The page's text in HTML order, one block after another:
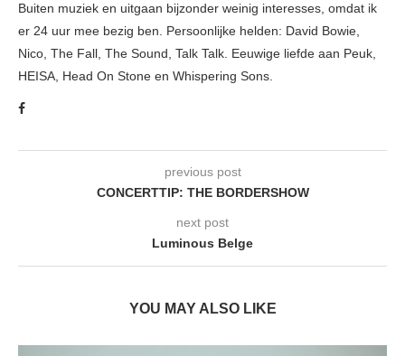
Buiten muziek en uitgaan bijzonder weinig interesses, omdat ik
er 24 uur mee bezig ben. Persoonlijke helden: David Bowie,
Nico, The Fall, The Sound, Talk Talk. Eeuwige liefde aan Peuk,
HEISA, Head On Stone en Whispering Sons.
previous post
CONCERTTIP: THE BORDERSHOW
next post
Luminous Belge
YOU MAY ALSO LIKE